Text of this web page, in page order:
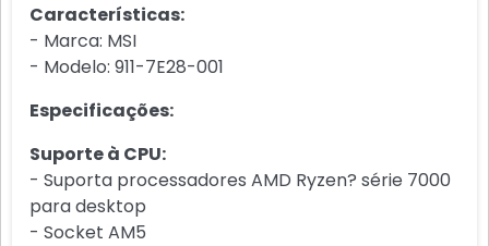
Características:
- Marca: MSI
- Modelo: 911-7E28-001
Especificações:
Suporte à CPU:
- Suporta processadores AMD Ryzen? série 7000
para desktop
- Socket AM5